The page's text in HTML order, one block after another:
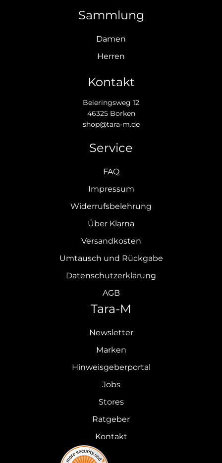
Sammlung
Damen
Herren
Kontakt
Beieringsweg 12
46325 Borken
shop@tara-m.de
Service
FAQ
Impressum
Widerrufsbelehrung
Über Klarna
Versandkosten
Umtausch und Rückgabe
Datenschutzerklärung
AGB
Tara-M
Newsletter
Marken
Hinweisgeberportal
Jobs
Stores
Ratgeber
Kontakt